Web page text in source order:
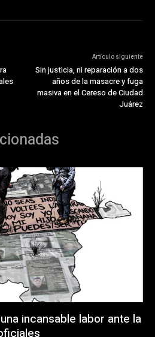
Artículo siguiente
Sin justicia, ni reparación a dos
años de la masacre y fuga
masiva en el Cereso de Ciudad
Juárez
incansable labor ante la